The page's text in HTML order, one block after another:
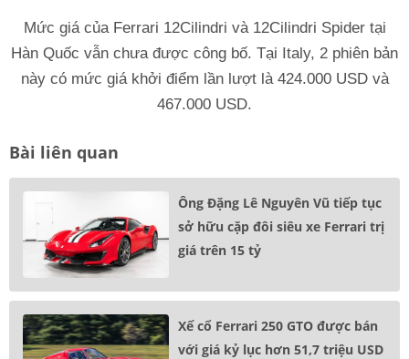
Mức giá của Ferrari 12Cilindri và 12Cilindri Spider tại
Hàn Quốc vẫn chưa được công bố. Tại Italy, 2 phiên bản
này có mức giá khởi điểm lần lượt là 424.000 USD và
467.000 USD.
Bài liên quan
Ông Đặng Lê Nguyên Vũ tiếp tục
sở hữu cặp đôi siêu xe Ferrari trị
giá trên 15 tỷ
Xế cổ Ferrari 250 GTO được bán
với giá kỷ lục hơn 51,7 triệu USD